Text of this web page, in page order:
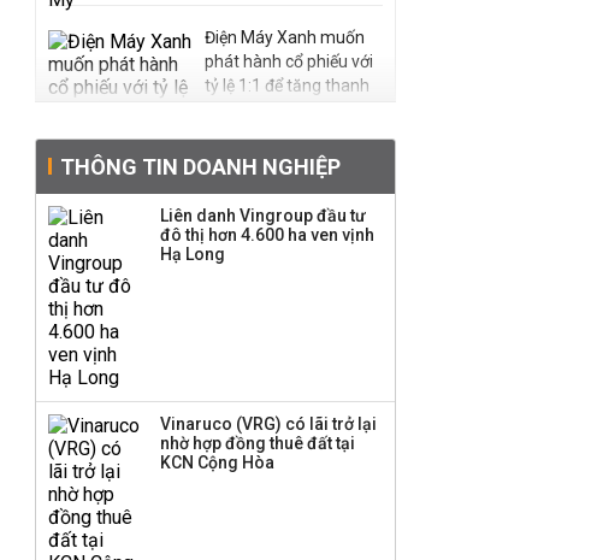
Điện Máy Xanh muốn
phát hành cổ phiếu với
tỷ lệ 1:1 để tăng thanh
Quy hoạch 4 khu lấn
biển ở Phú Quốc
hàng
Dự án Sheraton Phú
THÔNG TIN DOANH NGHIỆP
Liên danh Vingroup đầu tư
đô thị hơn 4.600 ha ven vịnh
Hạ Long
Vinaruco (VRG) có lãi trở lại
nhờ hợp đồng thuê đất tại
KCN Cộng Hòa